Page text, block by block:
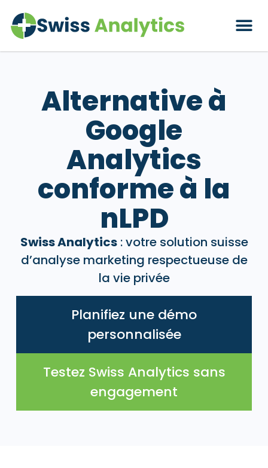
Alternative à
Google
Analytics
conforme à la
nLPD
Swiss Analytics: votre solution suisse
d’analyse marketing respectueuse de
la vie privée
Planifiez une démo
personnalisée
Testez Swiss Analytics sans
engagement